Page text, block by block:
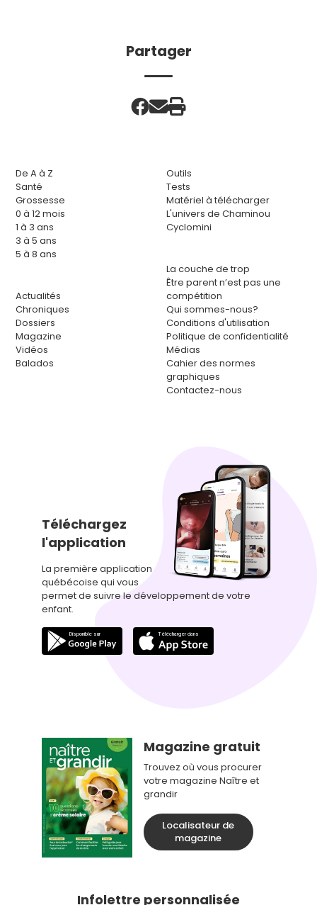
Partager
De A à Z
Santé
Grossesse
0 à 12 mois
1 à 3 ans
3 à 5 ans
5 à 8 ans
Actualités
Chroniques
Dossiers
Magazine
Vidéos
Balados
Outils
Tests
Matériel à télécharger
L'univers de Chaminou
Cyclomini
La couche de trop
Être parent n’est pas une
compétition
Qui sommes-nous?
Conditions d'utilisation
Politique de confidentialité
Médias
Cahier des normes
graphiques
Contactez-nous
Téléchargez
l'application
La première application
québécoise qui vous
permet de suivre le développement de votre
enfant.
Magazine gratuit
Trouvez où vous procurer
votre magazine Naître et
grandir
Localisateur de
magazine
Infolettre personnalisée